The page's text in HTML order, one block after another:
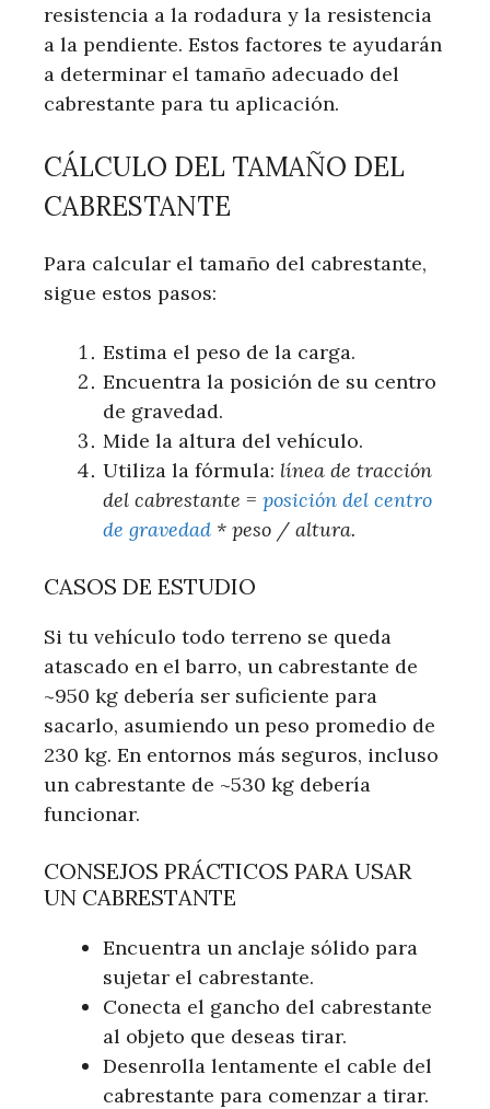
resistencia a la rodadura y la resistencia
a la pendiente. Estos factores te ayudarán
a determinar el tamaño adecuado del
cabrestante para tu aplicación.
CÁLCULO DEL TAMAÑO DEL
CABRESTANTE
Para calcular el tamaño del cabrestante,
sigue estos pasos:
Estima el peso de la carga.
Encuentra la posición de su centro
de gravedad.
Mide la altura del vehículo.
Utiliza la fórmula: línea de tracción
del cabrestante = posición del centro
de gravedad * peso / altura.
CASOS DE ESTUDIO
Si tu vehículo todo terreno se queda
atascado en el barro, un cabrestante de
~950 kg debería ser suficiente para
sacarlo, asumiendo un peso promedio de
230 kg. En entornos más seguros, incluso
un cabrestante de ~530 kg debería
funcionar.
CONSEJOS PRÁCTICOS PARA USAR
UN CABRESTANTE
Encuentra un anclaje sólido para
sujetar el cabrestante.
Conecta el gancho del cabrestante
al objeto que deseas tirar.
Desenrolla lentamente el cable del
cabrestante para comenzar a tirar.